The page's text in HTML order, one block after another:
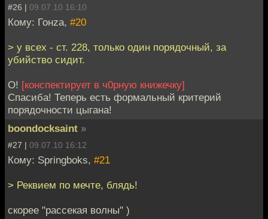
#26 | 09.07.10 16:10
Кому: Гонzа, #20
> у всех - ст. 228, только один порядочный, за
убийство сидит.
О! [конспектирует в ч0рную книжечку]
Спасиба! Теперь есть формальный критерий
порядочности цыгана!
boondocksaint »
#27 | 09.07.10 16:12
Кому: Springboks, #21
> Реквием по мечте, блядь!
скорее "рассекая волны" )